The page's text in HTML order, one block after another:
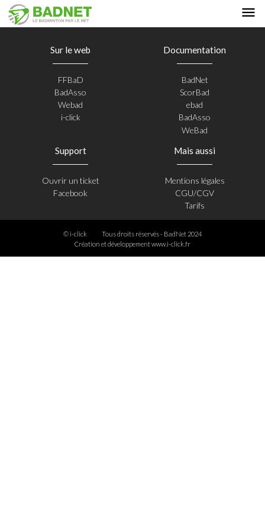
Sur le web
FFBaD
BadAsso
Webad
i-click
Documentation
BadNet
ScorBad
ebad
BadAsso
WeBad
Support
Ouvrir un ticket
Facebook
Mais aussi
Mentions légales
CGU/CGV
Tarifs
© i-click
Tous droits réservés - BadNet 2024
Création et développementwww.i-click.fr